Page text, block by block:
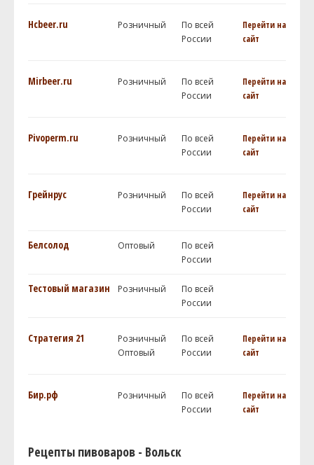
Hcbeer.ru Розничный
По всей
России
Перейти на
сайт
Mirbeer.ru Розничный
По всей
России
Перейти на
сайт
Pivoperm.ru Розничный
По всей
России
Перейти на
сайт
Грейнрус Розничный
По всей
России
Перейти на
сайт
Белсолод Оптовый
По всей
России
Тестовый магазин Розничный
По всей
России
Стратегия 21
Розничный
Оптовый
По всей
России
Перейти на
сайт
Бир.рф Розничный
По всей
России
Перейти на
сайт
Рецепты пивоваров - Вольск